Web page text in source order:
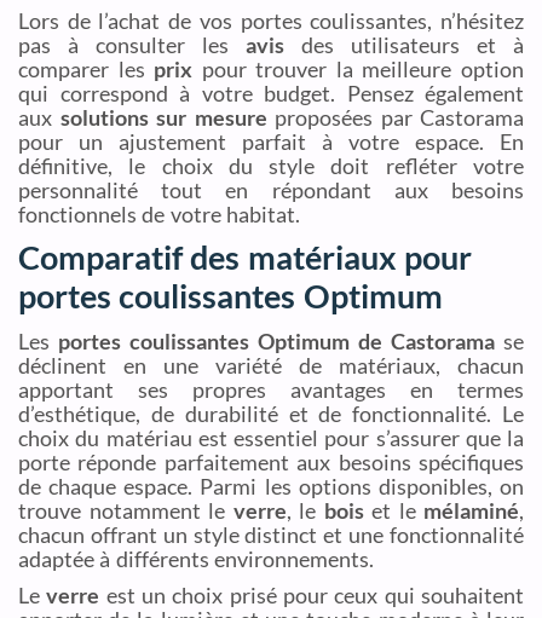
Lors de l’achat de vos portes coulissantes, n’hésitez
pas à consulter les avis des utilisateurs et à
comparer les prix pour trouver la meilleure option
qui correspond à votre budget. Pensez également
aux solutions sur mesure proposées par Castorama
pour un ajustement parfait à votre espace. En
définitive, le choix du style doit refléter votre
personnalité tout en répondant aux besoins
fonctionnels de votre habitat.
Comparatif des matériaux pour
portes coulissantes Optimum
Les portes coulissantes Optimum de Castorama se
déclinent en une variété de matériaux, chacun
apportant ses propres avantages en termes
d’esthétique, de durabilité et de fonctionnalité. Le
choix du matériau est essentiel pour s’assurer que la
porte réponde parfaitement aux besoins spécifiques
de chaque espace. Parmi les options disponibles, on
trouve notamment le verre, le boiset le mélaminé,
chacun offrant un style distinct et une fonctionnalité
adaptée à différents environnements.
Leverre est un choix prisé pour ceux qui souhaitent